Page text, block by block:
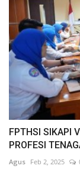
FPTHSI SIKAPI
PROFESI
Agus Feb 2, 2025